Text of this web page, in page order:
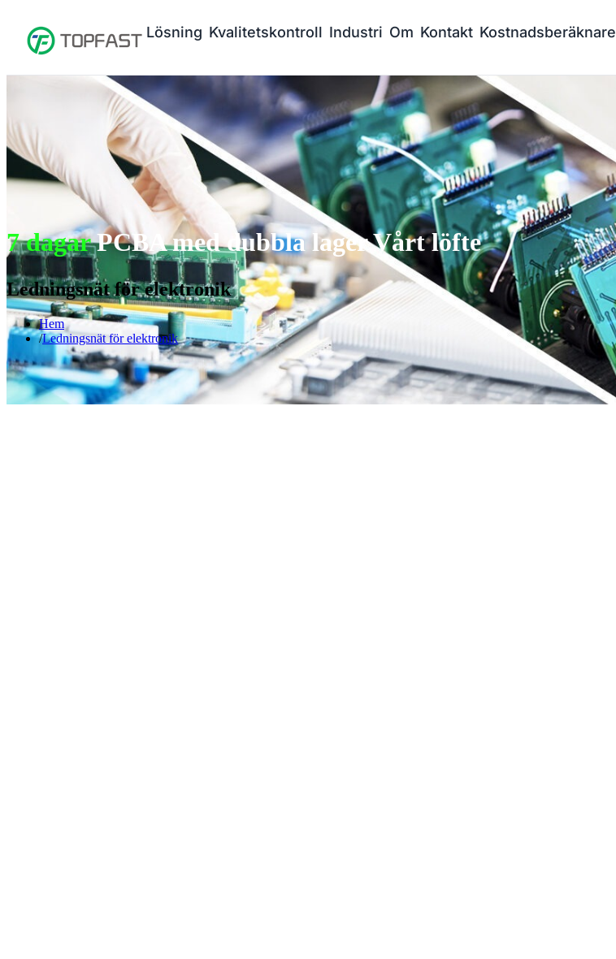
Lösning Kvalitetskontroll Industri Om Kontakt Kostnadsberäknare
7 dagarPCBA med dubbla lager Vårt löfte
Ledningsnät för elektronik
Hem
Ledningsnät för elektronik